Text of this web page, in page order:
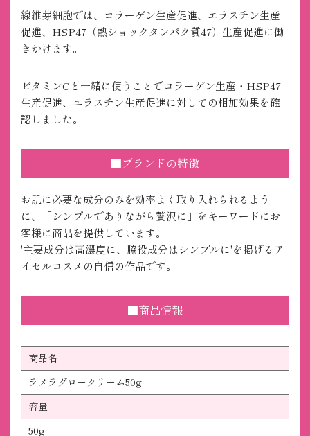
線維芽細胞では、コラーゲン生産促進、エラスチン生産
促進、HSP47（熱ショックタンパク質47）生産促進に働
きかけます。
ビタミンCと一緒に使うことでコラーゲン生産・HSP47
生産促進、エラスチン生産促進に対しての相加効果を確
認しました。
■ブランドの特徴
お肌に必要な成分のみを効率よく取り入れられるよう
に、「シンプルでありながら贅沢に」をキーワードにお
客様に商品を提供しています。
'主要成分は高濃度に、脇役成分はシンプルに'を掲げるア
イセルコスメの自信の作品です。
■商品情報
商品名
ラメラグロークリーム50g
容量
50g